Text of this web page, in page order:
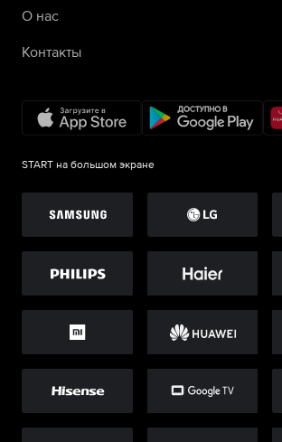
О нас
Контакты
START на большом экране